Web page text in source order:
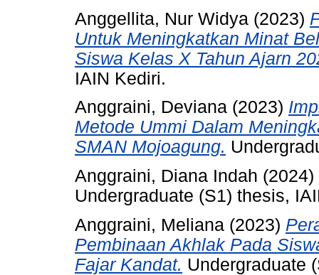
Anggellita, Nur Widya (2023)
Untuk Meningkatkan Minat
Siswa Kelas X Tahun Ajarn
IAIN Kediri.
Anggraini, Deviana (2023)
Metode Ummi Dalam
SMAN Mojoagung.
Anggraini, Diana Indah (2024)
Undergraduate (S1) thesis,
Anggraini, Meliana (2023)
Pembinaan Akhlak Pada
Fajar Kandat. Undergraduate